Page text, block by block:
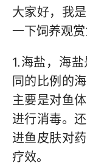
大家好，我
一下饲养观赏
1.海盐，海
同的比例的
主要是对鱼
进行消毒。
进鱼皮肤对
疗效。